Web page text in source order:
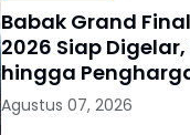
Babak Grand
2026 Siap
hingga
Agustus 07, 2026